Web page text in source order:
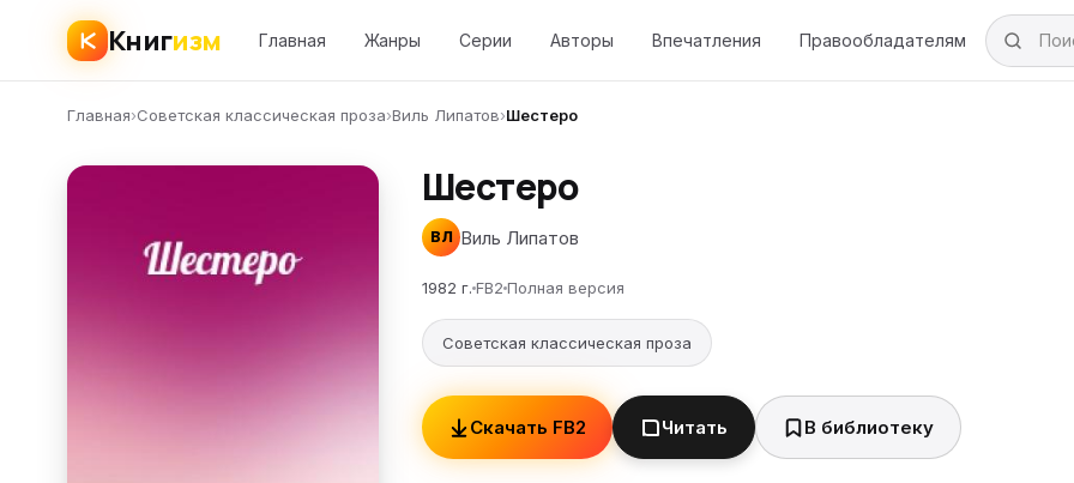
Книгизм Главная Жанры Серии Авторы Впечатления Правообладателям
Главная›Советская классическая проза›Виль Липатов›Шестеро
Шестеро
ВЛ Виль Липатов
1982 г. FB2 Полная версия
Советская классическая проза
Скачать FB2 Читать В библиотеку